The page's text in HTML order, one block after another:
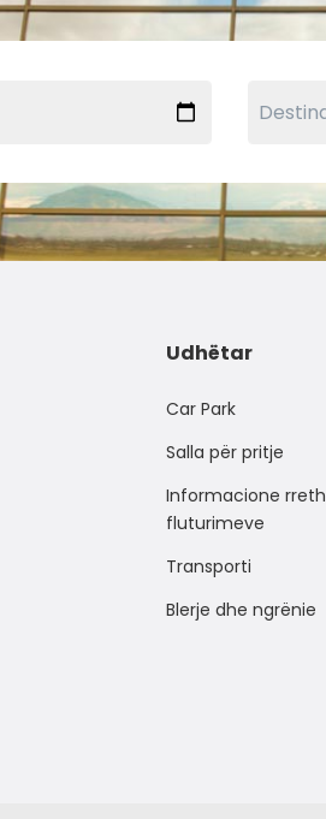
Udhëtar
Car Park
Salla për pritje
Informacione rreth
fluturimeve
Transporti
Blerje dhe ngrënie